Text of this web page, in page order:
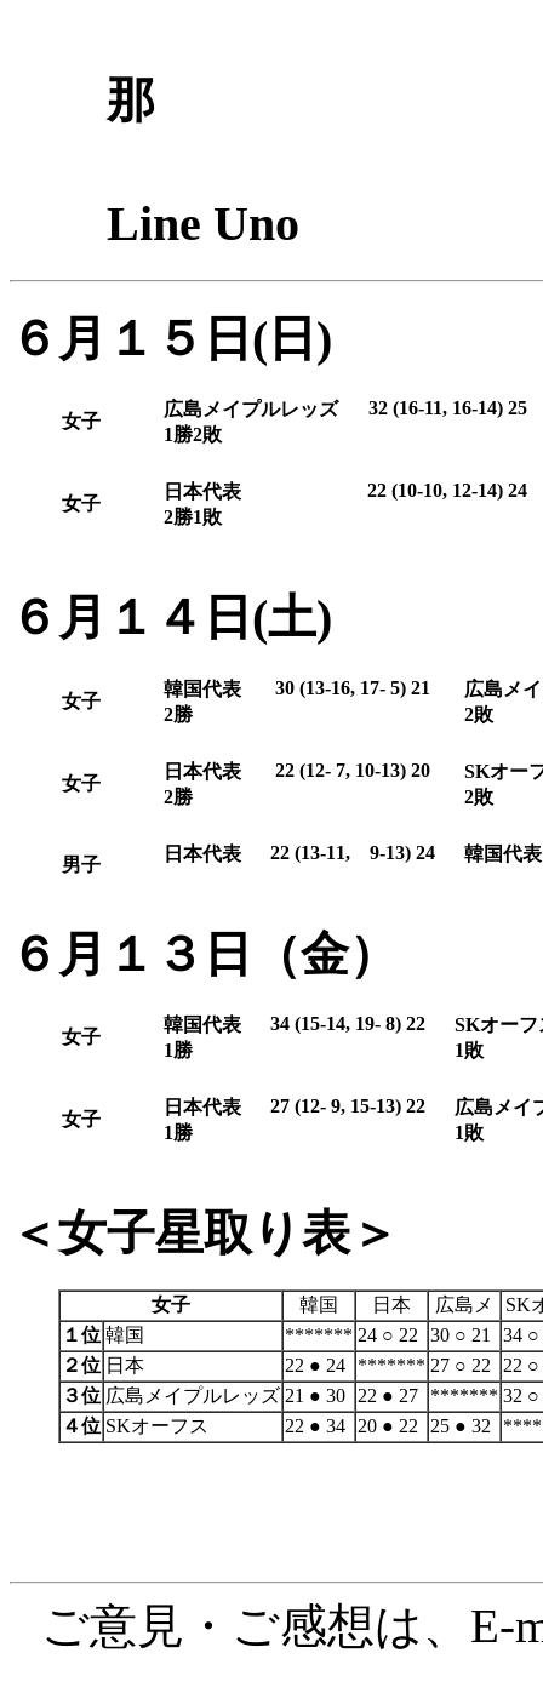
那 メイプ
Line Uno Ｓ
６月１５日(日)
女子
広島メイプルレッズ
1勝2敗
32 (16-11, 16-14) 25
女子
日本代表
2勝1敗
22 (10-10, 12-14) 24
６月１４日(土)
女子
韓国代表
2勝
30 (13-16, 17- 5) 21
広島メ
2敗
女子
日本代表
2勝
22 (12- 7, 10-13) 20
SKオー
2敗
男子
日本代表 22 (13-11, 9-13) 24 韓国代表
６月１３日（金）
女子
韓国代表
1勝
34 (15-14, 19- 8) 22
SKオー
1敗
女子
日本代表
1勝
27 (12- 9, 15-13) 22
広島メイ
1敗
＜女子星取り表 ＞
女子 韓国 日本 広島メ
SK
１位 韓国 ******* 24 ○ 22 30 ○ 21
34 ○
２位 日本 22 ● 24 ******* 27 ○ 22
22 ○
３位 広島メイプルレッズ 21 ● 30 22 ● 27 ******* 32 ○
４位 SKオーフス 22 ● 34 20 ● 22 25 ● 32
ご意見・ご感想は、E-